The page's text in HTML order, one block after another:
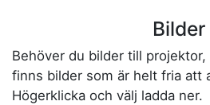
Bilder
Behöver du bilder till
finns bilder som är helt fria att
Högerklicka och välj ladda ner.